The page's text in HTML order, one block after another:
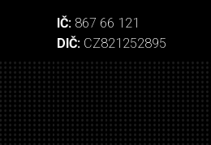
IČ: 867 66 121
DIČ: CZ821252895